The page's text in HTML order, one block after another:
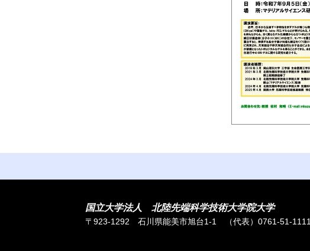
国立大学法人 北陸先端科学技術大学院大学
〒923-1292 石川県能美市旭台1-1 （代表）0761-51-1111